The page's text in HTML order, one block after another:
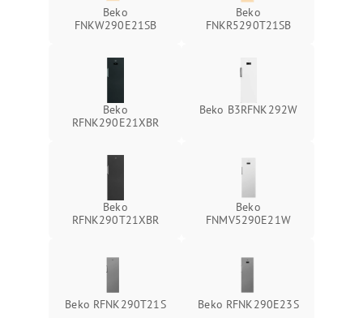
Beko
FNKW290E21SB
Beko
FNKR5290T21SB
Beko
RFNK290E21XBR
Beko B3RFNK292W
Beko
RFNK290T21XBR
Beko
FNMV5290E21W
Beko RFNK290T21S Beko RFNK290E23S